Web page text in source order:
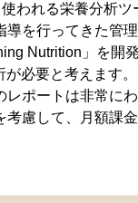
われる栄養分析ツ
を行ってきた管
Nutrition」を開
必要と考えます
ポートは非常に
考慮して、月額課